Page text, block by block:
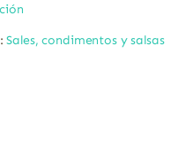
Sales, condimentos y salsas